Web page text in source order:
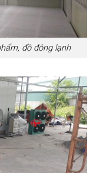
đồ đông lạnh